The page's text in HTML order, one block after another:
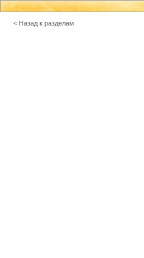
< Назад к разделам